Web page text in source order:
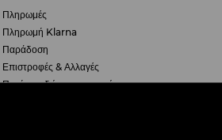
Πληρωμές
Πληρωμή Klarna
Παράδοση
Επιστροφές & Αλλαγές
Πατήστε εδώ για υπαναχώρηση